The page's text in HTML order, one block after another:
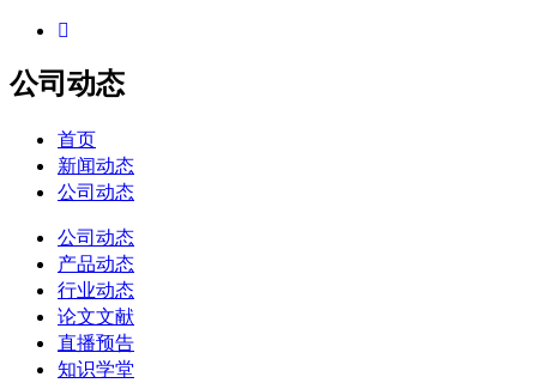
公司动态
首页
新闻动态
公司动态
公司动态
产品动态
行业动态
论文文献
直播预告
知识学堂